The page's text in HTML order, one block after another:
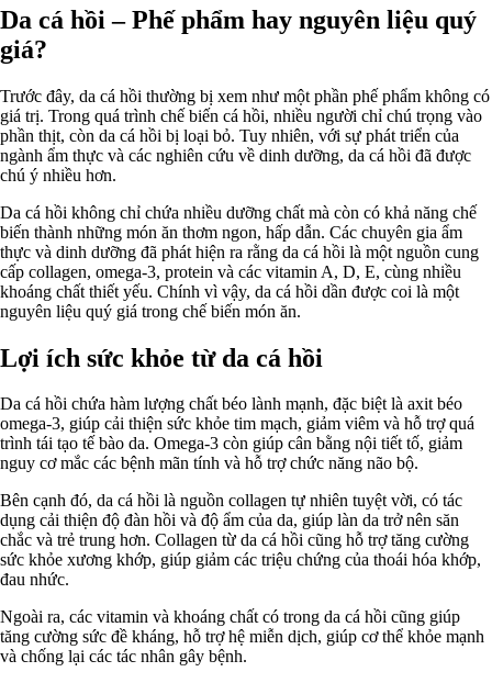
Da cá hồi – Phế phẩm hay nguyên liệu quý
giá?
Trước đây, da cá hồi thường bị xem như một phần phế phẩm không có
giá trị. Trong quá trình chế biến cá hồi, nhiều người chỉ chú trọng vào
phần thịt, còn da cá hồi bị loại bỏ. Tuy nhiên, với sự phát triển của
ngành ẩm thực và các nghiên cứu về dinh dưỡng, da cá hồi đã được
chú ý nhiều hơn.
Da cá hồi không chỉ chứa nhiều dưỡng chất mà còn có khả năng chế
biến thành những món ăn thơm ngon, hấp dẫn. Các chuyên gia ẩm
thực và dinh dưỡng đã phát hiện ra rằng da cá hồi là một nguồn cung
cấp collagen, omega-3, protein và các vitamin A, D, E, cùng nhiều
khoáng chất thiết yếu. Chính vì vậy, da cá hồi dần được coi là một
nguyên liệu quý giá trong chế biến món ăn.
Lợi ích sức khỏe từ da cá hồi
Da cá hồi chứa hàm lượng chất béo lành mạnh, đặc biệt là axit béo
omega-3, giúp cải thiện sức khỏe tim mạch, giảm viêm và hỗ trợ quá
trình tái tạo tế bào da. Omega-3 còn giúp cân bằng nội tiết tố, giảm
nguy cơ mắc các bệnh mãn tính và hỗ trợ chức năng não bộ.
Bên cạnh đó, da cá hồi là nguồn collagen tự nhiên tuyệt vời, có tác
dụng cải thiện độ đàn hồi và độ ẩm của da, giúp làn da trở nên săn
chắc và trẻ trung hơn. Collagen từ da cá hồi cũng hỗ trợ tăng cường
sức khỏe xương khớp, giúp giảm các triệu chứng của thoái hóa khớp,
đau nhức.
Ngoài ra, các vitamin và khoáng chất có trong da cá hồi cũng giúp
tăng cường sức đề kháng, hỗ trợ hệ miễn dịch, giúp cơ thể khỏe mạnh
và chống lại các tác nhân gây bệnh.